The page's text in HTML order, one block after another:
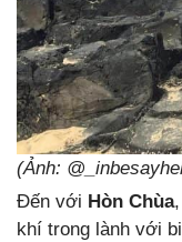
(Ảnh:
Đến với Hòn Chùa
khí trong lành với